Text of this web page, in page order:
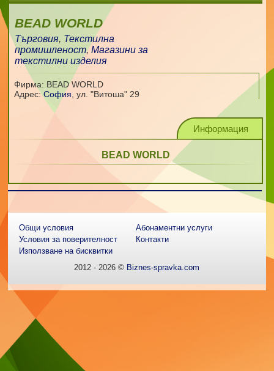
BEAD WORLD
Търговия, Текстилна
промишленост,Магазини за
текстилни изделия
Фирма: BEAD WORLD
Адрес:София ул. "Витоша" 29
Информация
BEAD WORLD
Общи условия
Условия за поверителност
Използване на бисквитки
Абонаментни услуги
Контакти
2012 - 2026 © Biznes-spravka.com